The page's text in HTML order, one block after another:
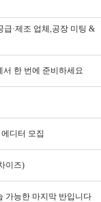
급·제조 업체,공장 미팅 &
서 한 번에 준비하세요
디터 모집
이즈)
가능한 마지막 반입니다